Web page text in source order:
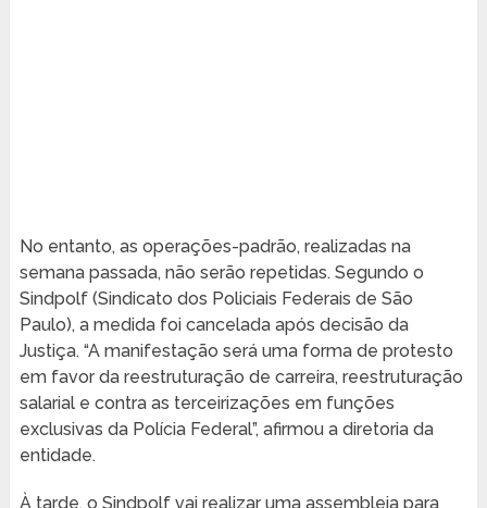
No entanto, as operações-padrão, realizadas na
semana passada, não serão repetidas. Segundo o
Sindpolf (Sindicato dos Policiais Federais de São
Paulo), a medida foi cancelada após decisão da
Justiça. “A manifestação será uma forma de protesto
em favor da reestruturação de carreira, reestruturação
salarial e contra as terceirizações em funções
exclusivas da Polícia Federal”, afirmou a diretoria da
entidade.
À tarde, o Sindpolf vai realizar uma assembleia para